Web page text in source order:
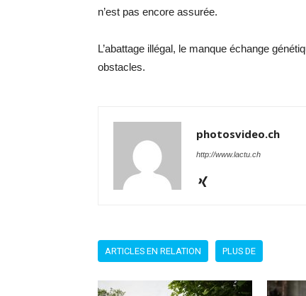
n’est pas encore assurée.
L’abattage illégal, le manque échange
obstacles.
photosvideo.ch
http://www.lactu.ch
ARTICLES EN RELATION PLUS DE